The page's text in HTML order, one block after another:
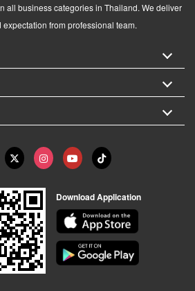
all business categories in Thailand. We deliver
from professional team.
Download Application